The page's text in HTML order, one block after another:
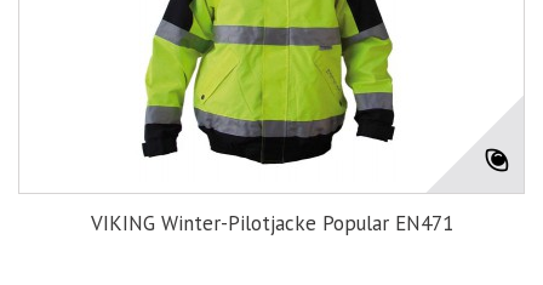
VIKING Winter-Pilotjacke Popular EN471